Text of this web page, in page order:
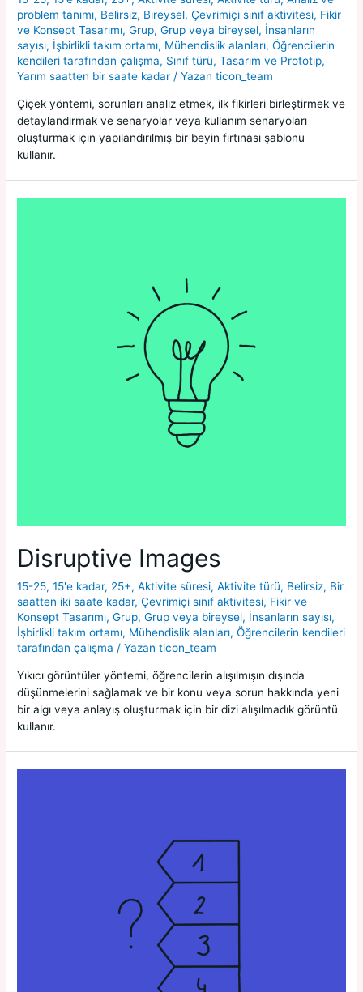
problem tanımı, Belirsiz, Bireysel,Çevrimiçi sınıf aktivitesi, Fikir
ve Konsept Tasarımı,Grup,Grup veya bireysel, İnsanların
sayısı, İşbirlikli takım ortamı, Mühendislik alanları,Öğrencilerin
kendileri tarafından çalışma, Sınıf türü,Tasarım ve Prototip,
Yarım saatten bir saate kadar / Yazan ticon_team
Çiçek yöntemi, sorunları analiz etmek, ilk fikirleri birleştirmek ve
detaylandırmak ve senaryolar veya kullanım senaryoları
oluşturmak için yapılandırılmış bir beyin fırtınası şablonu
kullanır.
Disruptive Images
15-25,15'e kadar, 25+,Aktivite süresi,Aktivite türü, Belirsiz, Bir
saatten iki saate kadar,Çevrimiçi sınıf aktivitesi, Fikir ve
Konsept Tasarımı,Grup,Grup veya bireysel, İnsanların sayısı,
İşbirlikli takım ortamı, Mühendislik alanları,Öğrencilerin kendileri
tarafından çalışma / Yazan ticon_team
Yıkıcı görüntüler yöntemi, öğrencilerin alışılmışın dışında
düşünmelerini sağlamak ve bir konu veya sorun hakkında yeni
bir algı veya anlayış oluşturmak için bir dizi alışılmadık görüntü
kullanır.